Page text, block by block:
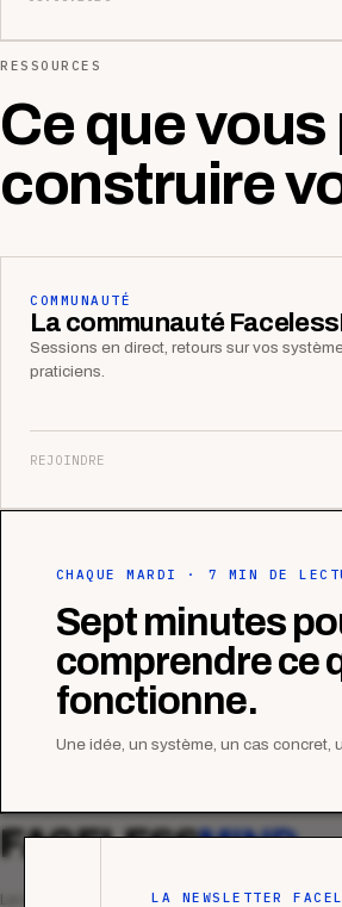
RESSOURCES
Ce que
construire
COMMUNAUTÉ
La communauté
Sessions en direct, retours sur vos
praticiens.
REJOINDRE
CHAQUE MARDI · 7 MIN DE
Sept minutes
comprendre ce
fonctionne.
Une idée, un système, un cas concret,
LA NEWSLETTER
FACELESSMIND
Le média qui mesurent la performance